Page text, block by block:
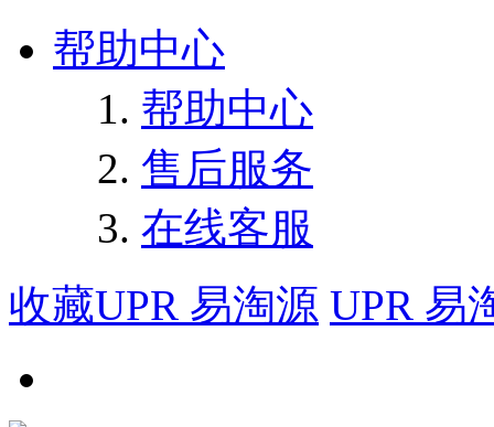
帮助中心
帮助中心
售后服务
在线客服
收藏UPR 易淘源 UPR 易